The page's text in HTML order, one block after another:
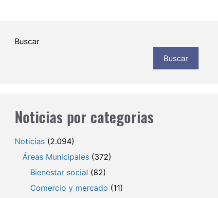
Buscar
Buscar
Noticias por categorias
Noticias (2.094)
Áreas Municipales (372)
Bienestar social (82)
Comercio y mercado (11)